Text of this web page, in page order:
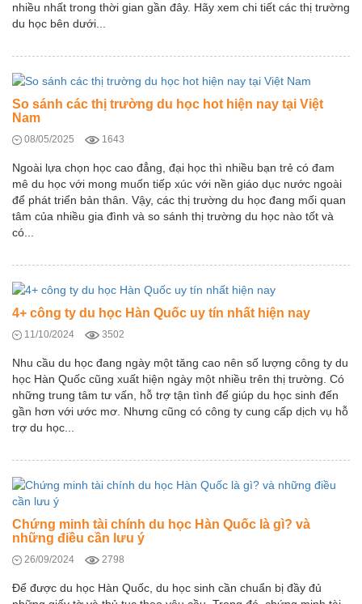
nhiều nhất trong thời gian gần đây. Hãy xem chi tiết các thị trường
du học bên dưới...
So sánh các thị trường du học hot hiện nay tại Việt
Nam
08/05/2025 1643
Ngoài lựa chọn học cao đẳng, đại học thì nhiều bạn trẻ có đam
mê du học với mong muốn tiếp xúc với nền giáo dục nước ngoài
để phát triển bản thân. Vậy, các thị trường du học đang mối quan
tâm của nhiều gia đình và so sánh thị trường du học nào tốt và
có...
4+ công ty du học Hàn Quốc uy tín nhất hiện nay
11/10/2024 3502
Nhu cầu du học đang ngày một tăng cao nên số lượng công ty du
học Hàn Quốc cũng xuất hiện ngày một nhiều trên thị trường. Có
những trung tâm tư vấn, hỗ trợ tận tình để giúp du học sinh đến
gần hơn với ước mơ. Nhưng cũng có công ty cung cấp dịch vụ hỗ
trợ du học...
Chứng minh tài chính du học Hàn Quốc là gì? và
những điều cần lưu ý
26/09/2024 2798
Để được du học Hàn Quốc, du học sinh cần chuẩn bị đầy đủ